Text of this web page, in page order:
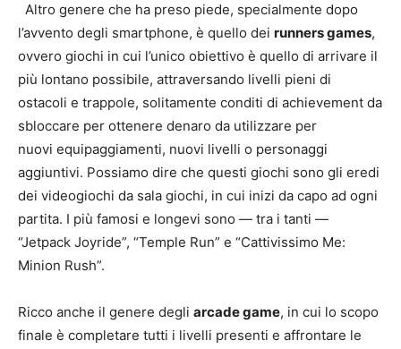
Altro genere che ha preso piede, specialmente dopo
l’avvento degli smartphone, è quello dei runners games,
ovvero giochi in cui l’unico obiettivo è quello di arrivare il
più lontano possibile, attraversando livelli pieni di
ostacoli e trappole, solitamente conditi di achievement da
sbloccare per ottenere denaro da utilizzare per
nuovi equipaggiamenti, nuovi livelli o personaggi
aggiuntivi. Possiamo dire che questi giochi sono gli eredi
dei videogiochi da sala giochi, in cui inizi da capo ad ogni
partita. I più famosi e longevi sono — tra i tanti —
“Jetpack Joyride”, “Temple Run” e “Cattivissimo Me:
Minion Rush”.
Ricco anche il genere degli arcade game, in cui lo scopo
finale è completare tutti i livelli presenti e affrontare le